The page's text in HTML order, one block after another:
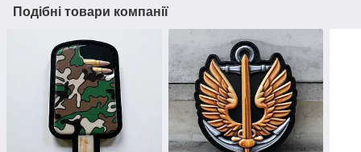
Подібні товари компанії